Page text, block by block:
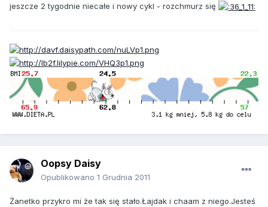
jeszcze 2 tygodnie niecałe i nowy cykl - rozchmurz się
Oopsy Daisy
Opublikowano 1 Grudnia 2011
Żanetko przykro mi że tak się stało.Łajdak i chaam z niego.Jesteś